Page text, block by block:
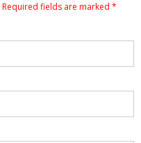
Required fields are marked *